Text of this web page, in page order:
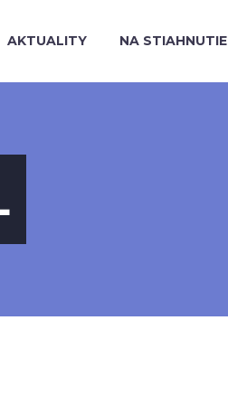
AKTUALITY NA STIAHNUTIE